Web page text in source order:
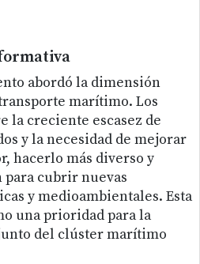
abordó la dimensión
marítimo. Los
la creciente escasez de
y la necesidad de mejorar
hacerlo más diverso y
cubrir nuevas
y medioambientales. Esta
una prioridad para la
del clúster marítimo